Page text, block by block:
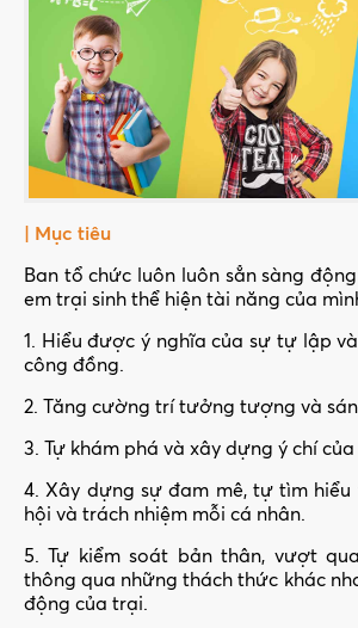
| Mục tiêu
Ban tổ chức luôn luôn sẳn sàng
em trại sinh thể hiện tài năng của
1. Hiểu được ý nghĩa của sự tự lập
công đồng.
2. Tăng cường trí tưởng tượng và
3. Tự khám phá và xây dựng ý chí
4. Xây dựng sự đam mê, tự tìm hiểu
hội và trách nhiệm mỗi cá nhân.
5. Tự kiểm soát bản thân, vượt
thông qua những thách thức khác
động của trại.